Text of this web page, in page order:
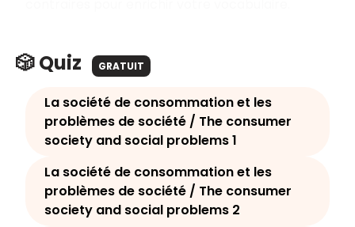
🎲 Quiz GRATUIT
La société de consommation et les
problèmes de société / The consumer
society and social problems 1
La société de consommation et les
problèmes de société / The consumer
society and social problems 2